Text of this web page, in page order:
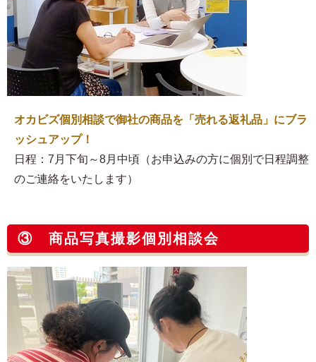
オカビズ個別相談で御社の商品を「売れる返礼品」にブラ
ッシュアップ！
日程：7月下旬～8月中頃（お申込みの方に個別で日程調整
のご連絡をいたします）
③ 商品写真撮影個別相談会